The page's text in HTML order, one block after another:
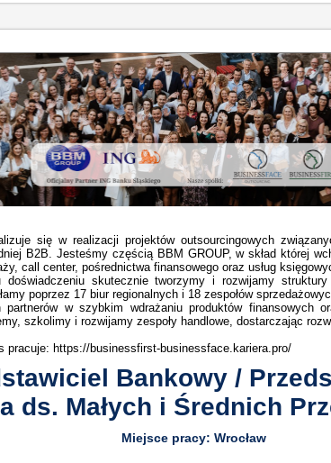
się w realizacji projektów outsourcingowych
B2B. Jesteśmy częścią BBM GROUP, w skład której
call center, pośrednictwa finansowego oraz usług
doświadczeniu skutecznie tworzymy i rozwijamy
poprzez 17 biur regionalnych i 18 zespołów
partnerów w szybkim wdrażaniu produktów finansowych
szkolimy i rozwijamy zespoły handlowe, dostarczając
pracuje: https://businessfirst-businessface.kariera.pro/
Bankowy /
ds. Małych i Średnich
Miejsce pracy: Wrocław